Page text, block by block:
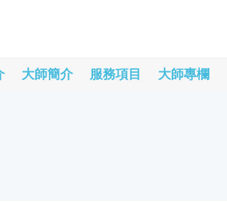
大師簡介 服務項目 大師專欄